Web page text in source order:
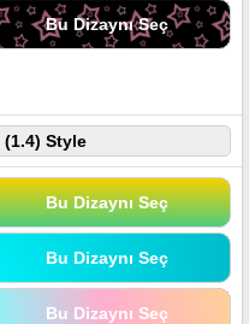
Bu Dizaynı Seç
Style
Bu Dizaynı Seç
Bu Dizaynı Seç
Bu Dizaynı Seç